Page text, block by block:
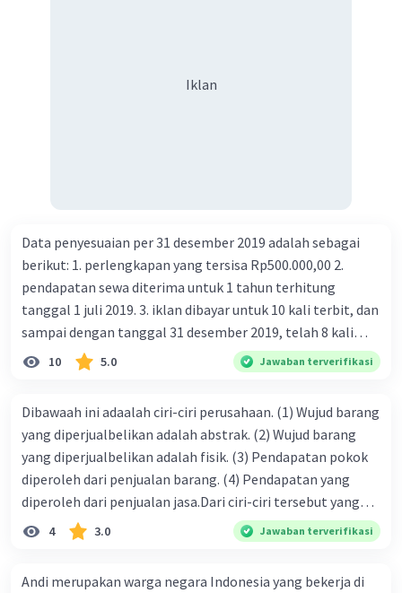
Iklan
Data penyesuaian per 31 desember 2019 adalah sebagai
berikut: 1. perlengkapan yang tersisa Rp500.000,00 2.
pendapatan sewa diterima untuk 1 tahun terhitung
tanggal 1 juli 2019. 3. iklan dibayar untuk 10 kali terbit, dan
sampai dengan tanggal 31 desember 2019, telah 8 kali
terbit. 4. gaji terutang untuk periode berjalan sebesar
Rp800.000,00 dari data di atas, pencatatan jurnal pembalik
10 5.0 Jawaban terverifikasi
Dibawaah ini adaalah ciri-ciri perusahaan. (1) Wujud barang
yang diperjualbelikan adalah abstrak. (2) Wujud barang
yang diperjualbelikan adalah fisik. (3) Pendapatan pokok
diperoleh dari penjualan barang. (4) Pendapatan yang
diperoleh dari penjualan jasa.Dari ciri-ciri tersebut yang
merupakan ciri dari perusahaan dagang ditunjukan pada
nomor…. a. 1 dan 3 b. 3 dan 4 c. 2 dan 3 d. 1 dan 2 e. 2 dan 4
4 3.0 Jawaban terverifikasi
Andi merupakan warga negara Indonesia yang bekerja di